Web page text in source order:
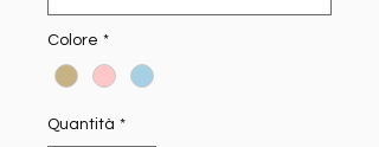
Colore *
Quantità *